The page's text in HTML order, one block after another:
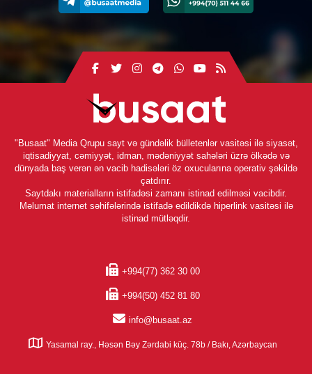
"Busaat" Media Qrupu sayt və gündəlik bülletenlər vasitəsi ilə siyasət,
iqtisadiyyat, cəmiyyət, idman, mədəniyyət sahələri üzrə ölkədə və
dünyada baş verən ən vacib hadisələri öz oxucularına operativ şəkildə
çatdırır.
Saytdakı materialların istifadəsi zamanı istinad edilməsi vacibdir.
Məlumat internet səhifələrində istifadə edildikdə hiperlink vasitəsi ilə
istinad mütləqdir.
+994(77) 362 30 00
+994(50) 452 81 80
info@busaat.az
Yasamal ray., Həsən Bəy Zərdabi küç. 78b / Bakı, Azərbaycan